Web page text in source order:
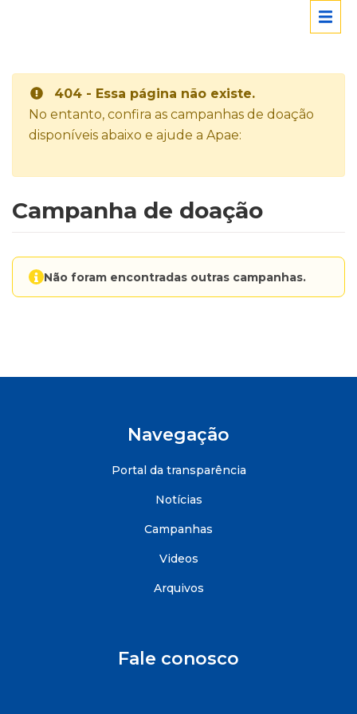
404 - Essa página não existe.
No entanto, confira as campanhas de doação
disponíveis abaixo e ajude a Apae:
Campanha de doação
Não foram encontradas outras campanhas.
Navegação
Portal da transparência
Notícias
Campanhas
Videos
Arquivos
Fale conosco